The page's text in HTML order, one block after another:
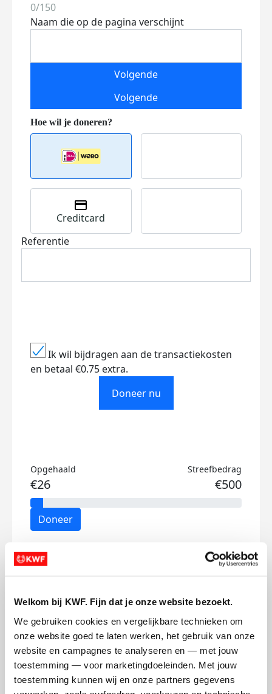
Welkom bij KWF. Fijn dat je onze website bezoekt.
We gebruiken cookies en vergelijkbare technieken om
onze website goed te laten werken, het gebruik van onze
website en campagnes te analyseren en — met jouw
toestemming — voor marketingdoeleinden. Met jouw
toestemming kunnen wij en onze partners gegevens
0/150
Naam die op de pagina verschijnt
Volgende
Volgende
Creditcard
Referentie
Ik wil bijdragen aan de transactiekosten
en betaal €0.75 extra.
Doneer nu
Opgehaald
€26
Streefbedrag
€500
Doneer